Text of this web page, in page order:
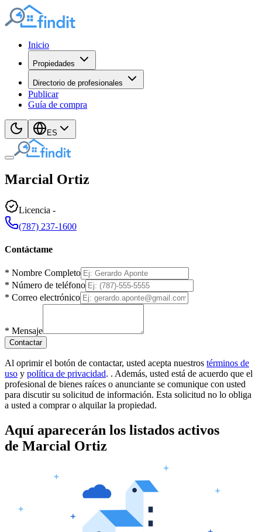
Inicio
Propiedades
Directorio de profesionales
Publicar
Guía de compra
ES
Marcial Ortiz
Licencia -
(787) 237-1600
Contáctame
* Nombre Completo
* Número de teléfono
* Correo electrónico
* Mensaje
Contactar
Al oprimir el botón de contactar, usted acepta nuestros términos de
uso y política de privacidad. . Además, usted está de acuerdo que el
profesional de bienes raíces o anunciante se comunique con usted
para discutir su solicitud de información. Esta solicitud no lo obliga
a usted a comprar o alquilar la propiedad.
Aquí aparecerán los listados activos
de Marcial Ortiz